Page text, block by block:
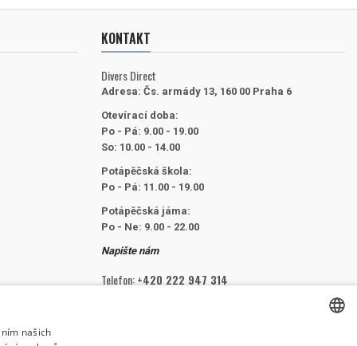
KONTAKT
Divers Direct
Adresa: Čs. armády 13, 160 00 Praha 6
Otevírací doba:
Po - Pá: 9.00 - 19.00
So: 10.00 - 14.00
Potápěčská škola:
Po - Pá: 11.00 - 19.00
Potápěčská jáma:
Po - Ne: 9.00 - 22.00
Napište nám
Telefon:+420 222 947 314
našich